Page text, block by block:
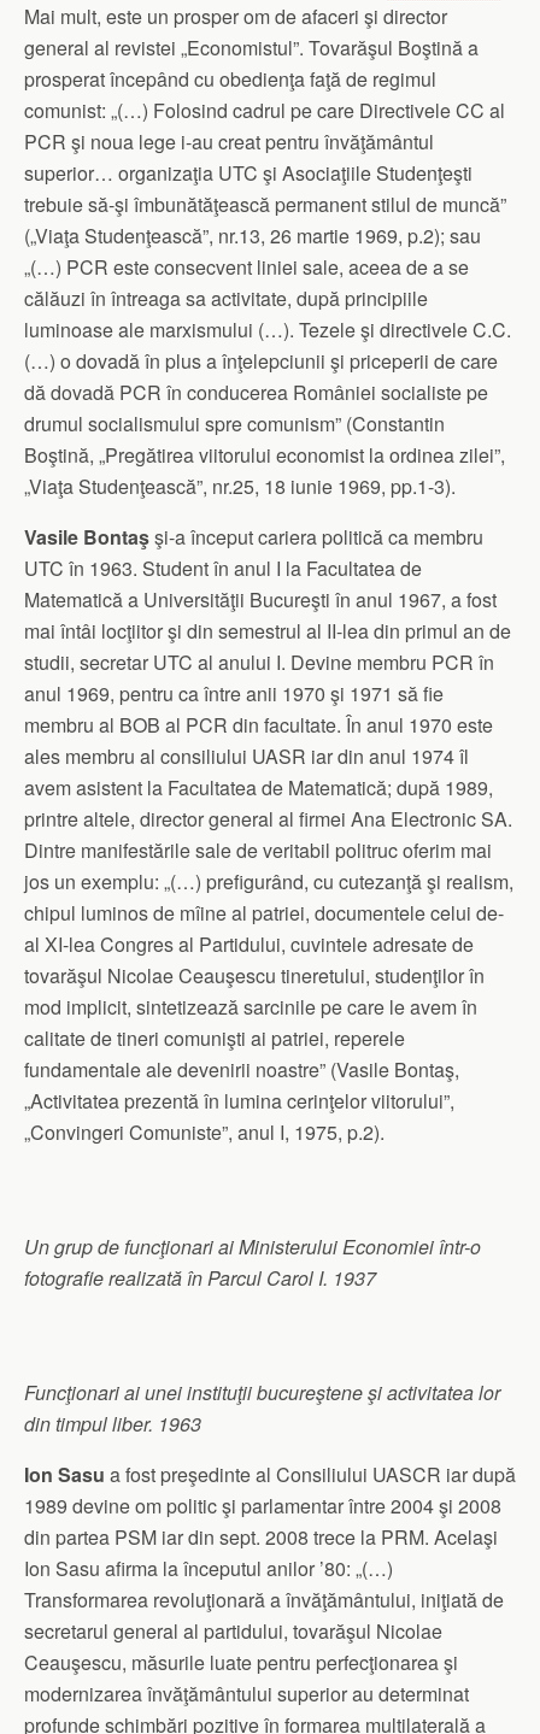
Mai mult, este un prosper om de afaceri şi director
general al revistei „Economistul”. Tovarăşul Boştină a
prosperat începând cu obedienţa faţă de regimul
comunist: „(…) Folosind cadrul pe care Directivele CC al
PCR şi noua lege i-au creat pentru învăţământul
superior… organizaţia UTC şi Asociaţiile Studenţeşti
trebuie să-şi îmbunătăţească permanent stilul de muncă”
(„Viaţa Studenţească”, nr.13, 26 martie 1969, p.2); sau
„(…) PCR este consecvent liniei sale, aceea de a se
călăuzi în întreaga sa activitate, după principiile
luminoase ale marxismului (…). Tezele şi directivele C.C.
(…) o dovadă în plus a înţelepciunii şi priceperii de care
dă dovadă PCR în conducerea României socialiste pe
drumul socialismului spre comunism” (Constantin
Boştină, „Pregătirea viitorului economist la ordinea zilei”,
„Viaţa Studenţească”, nr.25, 18 iunie 1969, pp.1-3).
Vasile Bontaşşi-a început cariera politică ca membru
UTC în 1963. Student în anul I la Facultatea de
Matematică a Universităţii Bucureşti în anul 1967, a fost
mai întâi locţiitor şi din semestrul al II-lea din primul an de
studii, secretar UTC al anului I. Devine membru PCR în
anul 1969, pentru ca între anii 1970 şi 1971 să fie
membru al BOB al PCR din facultate. În anul 1970 este
ales membru al consiliului UASR iar din anul 1974 îl
avem asistent la Facultatea de Matematică; după 1989,
printre altele, director general al firmei Ana Electronic SA.
Dintre manifestările sale de veritabil politruc oferim mai
jos un exemplu: „(…) prefigurând, cu cutezanţă şi realism,
chipul luminos de mîine al patriei, documentele celui de-
al XI-lea Congres al Partidului, cuvintele adresate de
tovarăşul Nicolae Ceauşescu tineretului, studenţilor în
mod implicit, sintetizează sarcinile pe care le avem în
calitate de tineri comunişti ai patriei, reperele
fundamentale ale devenirii noastre” (Vasile Bontaş,
„Activitatea prezentă în lumina cerinţelor viitorului”,
„Convingeri Comuniste”, anul I, 1975, p.2).
Un grup de funcţionari ai Ministerului Economiei într-o
fotografie realizată în Parcul Carol I. 1937
Funcţionari ai unei instituţii bucureştene şi activitatea lor
din timpul liber. 1963
Ion Sasu a fost preşedinte al Consiliului UASCR iar după
1989 devine om politic şi parlamentar între 2004 şi 2008
din partea PSM iar din sept. 2008 trece la PRM. Acelaşi
Ion Sasu afirma la începutul anilor ’80: „(…)
Transformarea revoluţionară a învăţământului, iniţiată de
secretarul general al partidului, tovarăşul Nicolae
Ceauşescu, măsurile luate pentru perfecţionarea şi
modernizarea învăţământului superior au determinat
profunde schimbări pozitive în formarea multilaterală a